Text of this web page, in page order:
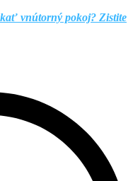
vnútorný pokoj? Zistite